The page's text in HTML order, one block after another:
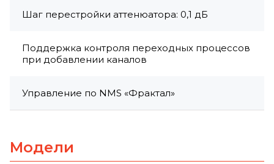
Шаг перестройки аттенюатора: 0,1 дБ
Поддержка контроля переходных процессов
при добавлении каналов
Управление по NMS «Фрактал»
Модели